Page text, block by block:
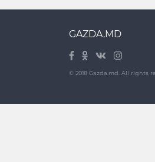
GAZDA.MD
© 2018 Gazda.md. All rights